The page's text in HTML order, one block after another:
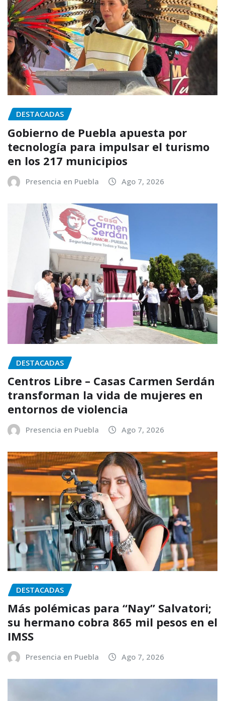
DESTACADAS
Gobierno de Puebla apuesta por
tecnología para impulsar el turismo
en los 217 municipios
Presencia en Puebla Ago 7, 2026
DESTACADAS
Centros Libre – Casas Carmen Serdán
transforman la vida de mujeres en
entornos de violencia
Presencia en Puebla Ago 7, 2026
DESTACADAS
Más polémicas para “Nay” Salvatori;
su hermano cobra 865 mil pesos en el
IMSS
Presencia en Puebla Ago 7, 2026